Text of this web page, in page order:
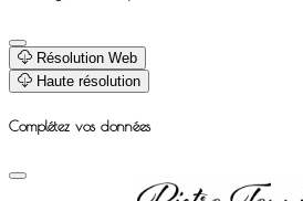
Résolution Web
Haute résolution
Complétez vos données